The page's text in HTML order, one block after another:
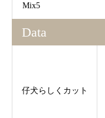
Mix5
Data
仔犬らしくカット